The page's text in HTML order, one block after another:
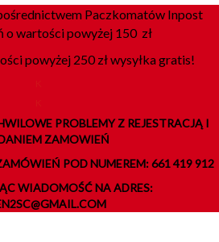
Paczkomatów Inpost
o wartości powyżej 150 zł
powyżej 250 zł wysyłka gratis!
PROBLEMY Z REJESTRACJĄ I
ZAMOWIEŃ
POD NUMEREM: 661 419 912
WIADOMOŚĆ NA ADRES: